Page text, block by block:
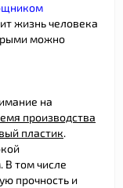
жизнь человека
можно
на
производства
пластик.
В том числе
прочность и